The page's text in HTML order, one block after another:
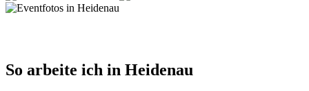
So arbeite ich in Heidenau